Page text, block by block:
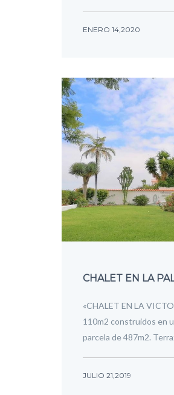
ENERO 14,2020
CHALET EN LA
«CHALET EN LA
110m2 construidos en
parcela de 487m2.
JULIO 21,2019